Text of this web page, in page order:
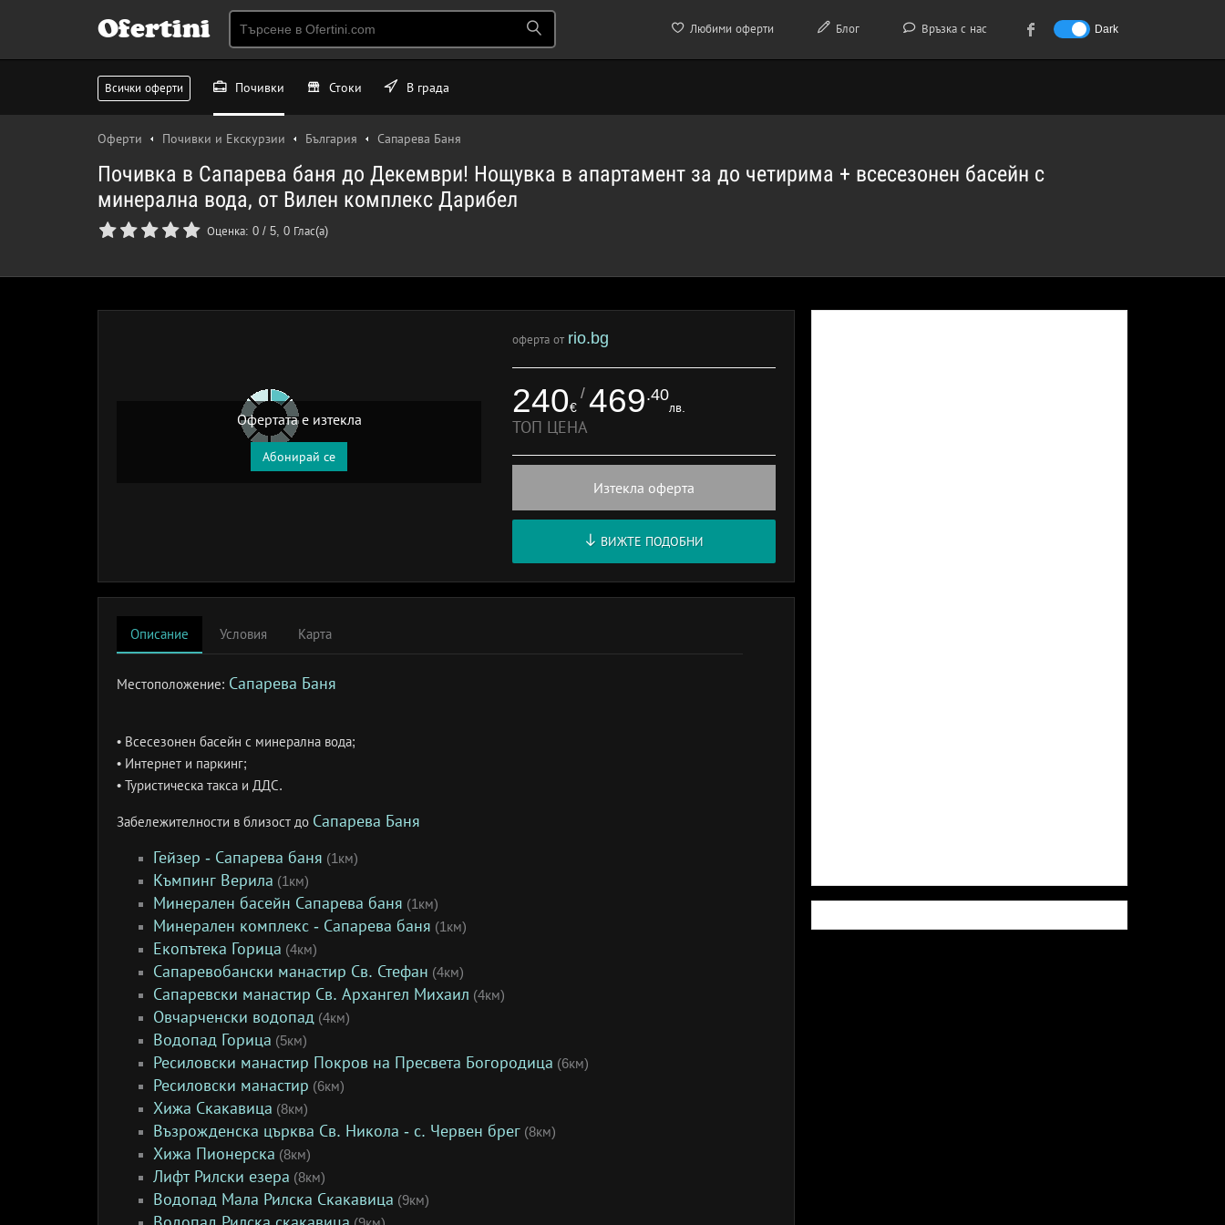
Любими оферти Блог Връзка с нас Dark
Ofertini
Всички оферти Почивки Стоки В града
Оферти Почивки и Екскурзии България Сапарева Баня
Почивка в Сапарева баня до Декември! Нощувка в апартамент за до четирима + всесезонен басейн с
минерална вода, от Вилен комплекс Дарибел
Оценка: 0 / 5, 0 Глас(а)
Офертата е изтекла
Абонирай се
оферта от rio.bg
240€
/ 469.40
лв.
ТОП ЦЕНА
Изтекла оферта
ВИЖТЕ ПОДОБНИ
Описание Условия Карта
Местоположение: Сапарева Баня
• Всесезонен басейн с минерална вода;
• Интернет и паркинг;
• Туристическа такса и ДДС.
Забележителности в близост до Сапарева Баня
Гейзер - Сапарева баня (1км)
Къмпинг Верила (1км)
Минерален басейн Сапарева баня (1км)
Минерален комплекс - Сапарева баня (1км)
Екопътека Горица (4км)
Сапаревобански манастир Св. Стефан (4км)
Сапаревски манастир Св. Архангел Михаил (4км)
Овчарченски водопад (4км)
Водопад Горица (5км)
Ресиловски манастир Покров на Пресвета Богородица (6км)
Ресиловски манастир (6км)
Хижа Скакавица (8км)
Възрожденска църква Св. Никола - с. Червен брег (8км)
Хижа Пионерска (8км)
Лифт Рилски езера (8км)
Водопад Мала Рилска Скакавица (9км)